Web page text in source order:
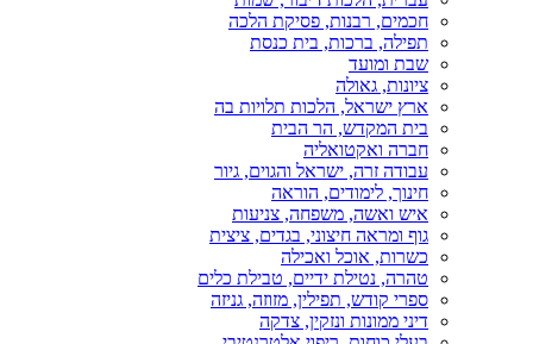
חכמים, רבנות, פסיקת הלכה
תפילה, ברכות, בית כנסת
שבת ומועד
ציונות, גאולה
ארץ ישראל, הלכות תלויות בה
בית המקדש, הר הבית
חברה ואקטואליה
עבודה זרה, ישראל והגוים, גיור
חינוך, לימודים, הוראה
איש ואשה, משפחה, צניעות
גוף ומראה חיצוני, בגדים, ציצית
כשרות, אוכל ואכילה
טהרה, נטילת ידיים, טבילת כלים
ספרי קודש, תפילין, מזוזה, גניזה
דיני ממונות ונזקין, צדקה